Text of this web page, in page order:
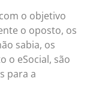
o objetivo
o oposto, os
sabia, os
o eSocial, são
para a